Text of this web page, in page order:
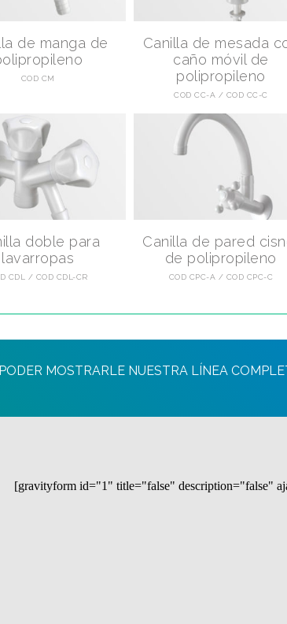
de manga de
COD CM
Canilla de mesada
caño móvil de
polipropileno
COD CC-A COD CC-C
doble para
lavarropas
CDL COD CDL-CR
Canilla de pared
de polipropileno
COD CPC-A COD CPC-C
MOSTRARLE NUESTRA LÍNEA
[gravityform id="1" title="false" description="false"